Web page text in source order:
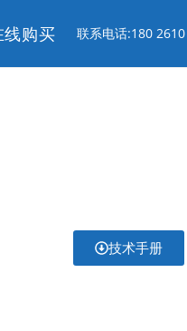
联系电话:180
线购买
技术手册